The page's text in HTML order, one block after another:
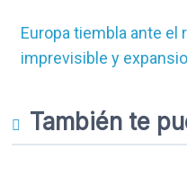
Europa tiembla ante el
imprevisible y
También te